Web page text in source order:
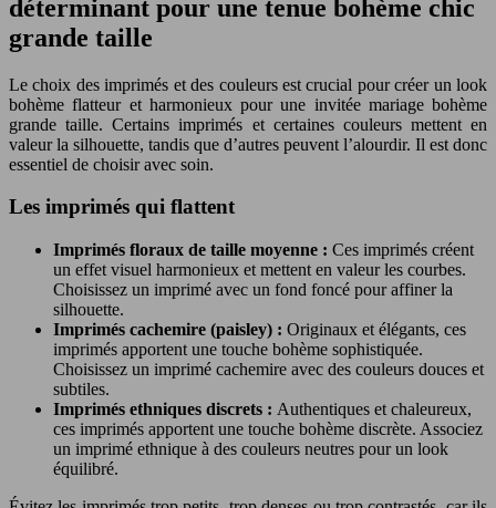
déterminant pour une tenue bohème chic
grande taille
Le choix des imprimés et des couleurs est crucial pour créer un look
bohème flatteur et harmonieux pour une invitée mariage bohème
grande taille. Certains imprimés et certaines couleurs mettent en
valeur la silhouette, tandis que d’autres peuvent l’alourdir. Il est donc
essentiel de choisir avec soin.
Les imprimés qui flattent
Imprimés floraux de taille moyenne : Ces imprimés créent
un effet visuel harmonieux et mettent en valeur les courbes.
Choisissez un imprimé avec un fond foncé pour affiner la
silhouette.
Imprimés cachemire (paisley) : Originaux et élégants, ces
imprimés apportent une touche bohème sophistiquée.
Choisissez un imprimé cachemire avec des couleurs douces et
subtiles.
Imprimés ethniques discrets : Authentiques et chaleureux,
ces imprimés apportent une touche bohème discrète. Associez
un imprimé ethnique à des couleurs neutres pour un look
équilibré.